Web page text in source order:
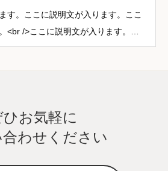
す。ここに説明文が入ります。ここ
<br />ここに説明文が入ります。こ
。
ひお気軽に
わせください